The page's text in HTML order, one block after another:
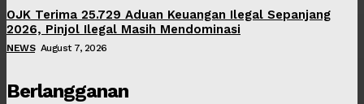
OJK Terima 25.729 Aduan Keuangan Ilegal Sepanjang
2026, Pinjol Ilegal Masih Mendominasi
NEWS August 7, 2026
Berlangganan